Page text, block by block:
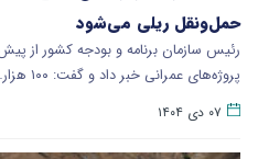
حمل‌ونقل ریلی می‌شود
رئیس سازمان برنامه و بودجه کشور از
پروژه‌های عمرانی خبر داد و گفت: ۱۰۰ هزار…
۰۷ دی ۱۴۰۴